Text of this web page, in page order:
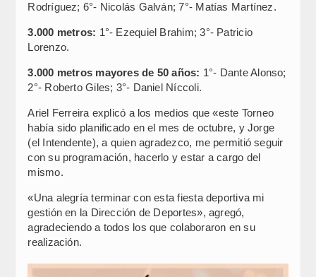
Rodríguez; 6°- Nicolás Galván; 7°- Matías Martínez.
3.000 metros: 1°- Ezequiel Brahim; 3°- Patricio
Lorenzo.
3.000 metros mayores de 50 años: 1°- Dante Alonso;
2°- Roberto Giles; 3°- Daniel Níccoli.
Ariel Ferreira explicó a los medios que «este Torneo
había sido planificado en el mes de octubre, y Jorge
(el Intendente), a quien agradezco, me permitió seguir
con su programación, hacerlo y estar a cargo del
mismo.
«Una alegría terminar con esta fiesta deportiva mi
gestión en la Dirección de Deportes», agregó,
agradeciendo a todos los que colaboraron en su
realización.